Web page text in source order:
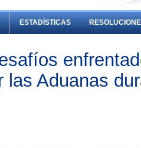
ESTADÍSTICAS
las Aduanas